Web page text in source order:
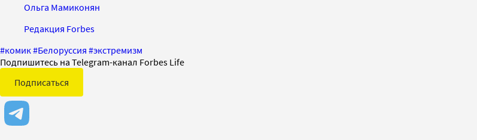
Ольга Мамиконян
Редакция Forbes
#комик#Белоруссия #экстремизм
Подпишитесь на Telegram-канал Forbes Life
Подписаться